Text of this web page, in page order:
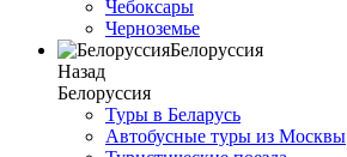
Чебоксары
Черноземье
Белоруссия
Назад
Белоруссия
Туры в Беларусь
Автобусные туры из Москвы